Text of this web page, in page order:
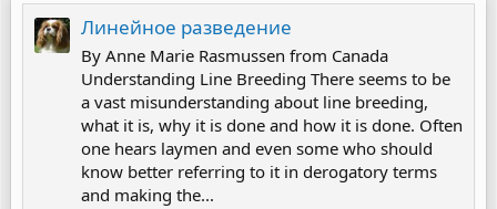
Линейное разведение
By Anne Marie Rasmussen from Canada
Understanding Line Breeding There seems to be
a vast misunderstanding about line breeding,
what it is, why it is done and how it is done. Often
one hears laymen and even some who should
know better referring to it in derogatory terms
and making the...